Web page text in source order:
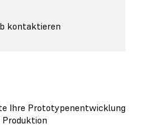
kontaktieren
Ihre Prototypenentwicklung
Produktion